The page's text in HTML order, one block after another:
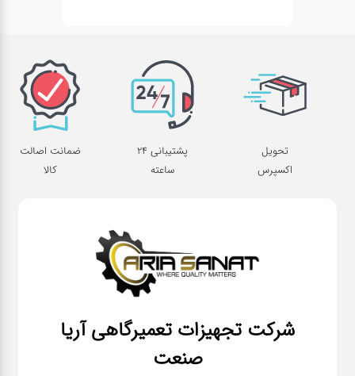
تحویل
اکسپرس
پشتیبانی 24
ساعته
ضمانت اصالت
کالا
شرکت تجهیزات تعمیرگاهی آریا
صنعت